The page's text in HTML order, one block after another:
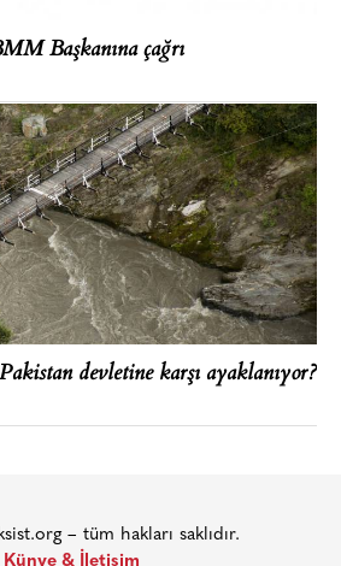
Başkanına çağrı
devletine karşı ayaklanıyor?
– tüm hakları saklıdır.
Künye & İletişim